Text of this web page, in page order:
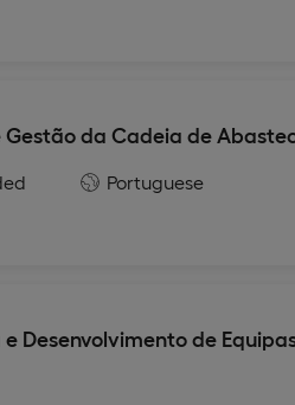
Gestão da Cadeia de
Portuguese
Desenvolvimento de